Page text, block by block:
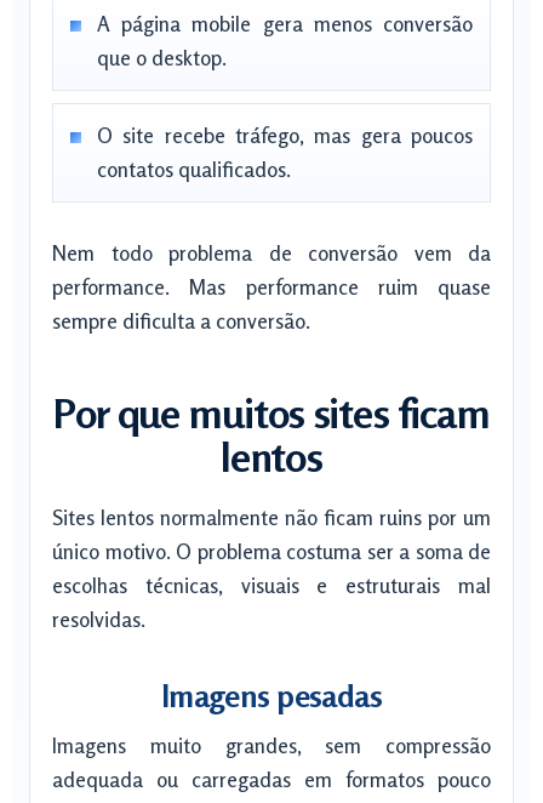
A página mobile gera menos conversão
que o desktop.
O site recebe tráfego, mas gera poucos
contatos qualificados.
Nem todo problema de conversão vem da
performance. Mas performance ruim quase
sempre dificulta a conversão.
Por que muitos sites ficam
lentos
Sites lentos normalmente não ficam ruins por um
único motivo. O problema costuma ser a soma de
escolhas técnicas, visuais e estruturais mal
resolvidas.
Imagens pesadas
Imagens muito grandes, sem compressão
adequada ou carregadas em formatos pouco